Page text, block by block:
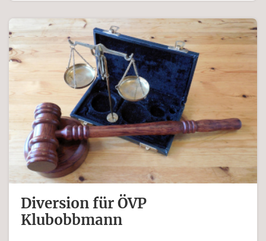
Ferdinand Bachinger
Diversion für ÖVP
Klubobbmann